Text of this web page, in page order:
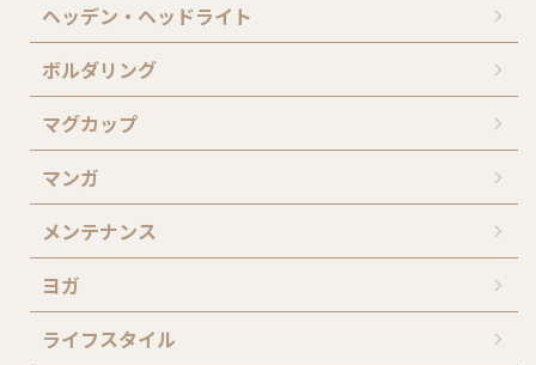
ヘッデン・ヘッドライト
ボルダリング
マグカップ
マンガ
メンテナンス
ヨガ
ライフスタイル